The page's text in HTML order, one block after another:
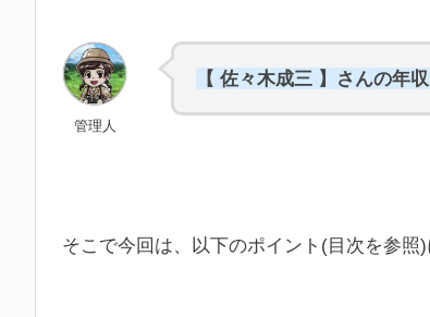
管理人
【 佐々木成三 】さんの年
そこで今回は、以下のポイント(目次を参照